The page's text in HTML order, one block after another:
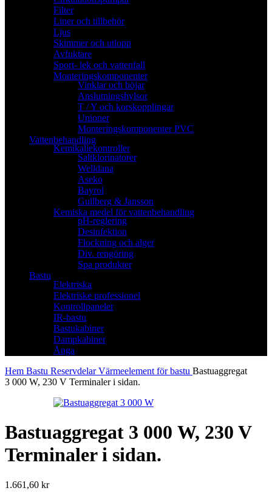
Filter
Liner och tillbehör
Ljus
Skimmer och utlopp
Avfuktare
Sport- lek och vattenfall
Monteringskomponenter
Vinklar och böjar
Anslutningshylsor
T / Y och korskopplingar
Unioner
Monteringskomponenter PVC
Vattenbehandling
Kemikaliekontroller
Saltklorinatorer
Welldana
Aseko
Bayrol
Gullberg & Jansson
Kemiska medel för vattenbehandling
pH-reglering
Desinfektion
Flockning och alger
Div. rengöring
Spa produkter
Bastu
Elektriska
Elektriske professionel
Kontrollpaneler
IR-bastu
Bastukabiner
Dampkabiner
Ånga
Hem Bastu ReservdelarVärmeelement för bastu Bastuaggregat
3 000 W, 230 V Terminaler i sidan.
Bastuaggregat 3 000 W, 230 V
Terminaler i sidan.
1.661,60 kr